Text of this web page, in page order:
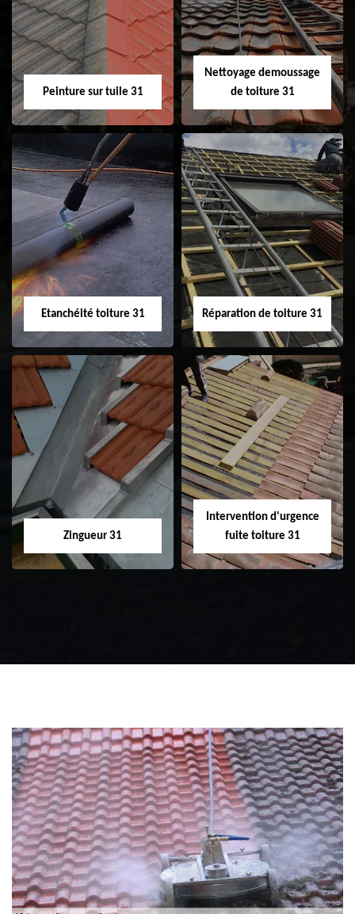
ravalement de
façade 31
Peinture sur tuile 31
Peinture sur tuile
31
Nettoyage demoussage
de toiture 31
Nettoyage
demoussage de
toiture 31
Etanchéité toiture 31
Etanchéité toiture
31
Réparation de toiture 31
Réparation de
toiture 31
Zingueur 31
Intervention d'urgence
fuite toiture 31